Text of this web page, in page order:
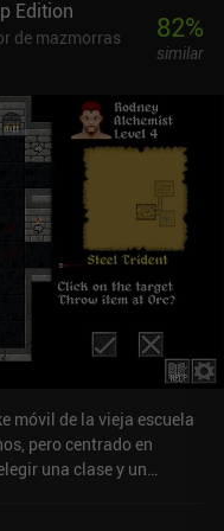
nueva. Por suerte, al
que siempre podemos
equilibrio podría
las probabilidades casi
después de jugar más
último piso. Me
distancia, que huían
pesar de los
agradable que
género. Y gracias a su
rachas cada vez
Edition
de mazmorras
82%
similar
móvil de la vieja escuela
pero centrado en